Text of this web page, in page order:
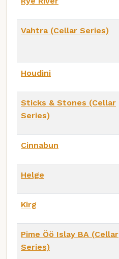
Vahtra (Cellar Series)
Houdini
Sticks & Stones (Cellar
Series)
Cinnabun
Helge
Kirg
Pime Öö Islay BA (Cellar
Series)